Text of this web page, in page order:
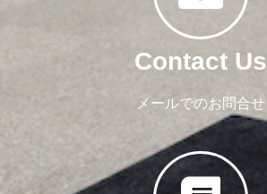
Contact Us
メールでのお問合せ